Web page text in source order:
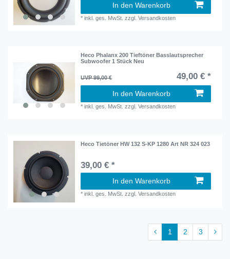
In den Warenkorb
*inkl. ges. MwSt. zzgl.Versandkosten
Heco Phalanx 200 Tieftöner Basslautsprecher
Subwoofer 1 Stück Neu
UVP 99,00 € 49,00 € *
In den Warenkorb
*inkl. ges. MwSt. zzgl.Versandkosten
Heco Tietöner HW 132 S-KP 1280 Art NR 324 023
39,00 € *
In den Warenkorb
*inkl. ges. MwSt. zzgl.Versandkosten
1 2 3